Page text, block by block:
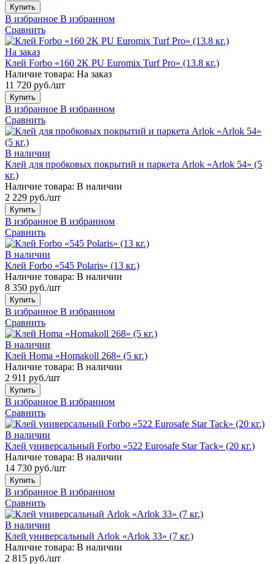
Купить
В избранное В избранном
Сравнить
На заказ
Клей Forbo «160 2K PU Euromix Turf Pro» (13.8 кг.)
Наличие товара: На заказ
11 720 руб./шт
Купить
В избранное В избранном
Сравнить
В наличии
Клей для пробковых покрытий и паркета Arlok «Arlok 54» (5
кг.)
Наличие товара: В наличии
2 229 руб./шт
Купить
В избранное В избранном
Сравнить
В наличии
Клей Forbo «545 Polaris» (13 кг.)
Наличие товара: В наличии
8 350 руб./шт
Купить
В избранное В избранном
Сравнить
В наличии
Клей Homa «Homakoll 268» (5 кг.)
Наличие товара: В наличии
2 911 руб./шт
Купить
В избранное В избранном
Сравнить
В наличии
Клей универсальный Forbo «522 Eurosafe Star Tack» (20 кг.)
Наличие товара: В наличии
14 730 руб./шт
Купить
В избранное В избранном
Сравнить
В наличии
Клей универсальный Arlok «Arlok 33» (7 кг.)
Наличие товара: В наличии
2 815 руб./шт